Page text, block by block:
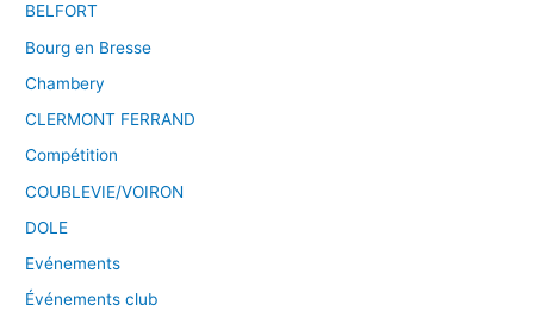
BELFORT
Bourg en Bresse
Chambery
CLERMONT FERRAND
Compétition
COUBLEVIE/VOIRON
DOLE
Evénements
Événements club